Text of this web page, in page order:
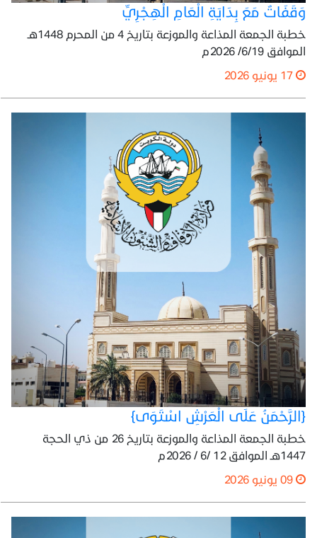
وَقَفَاتٌ مَعَ بِدَايَةِ الْعَامِ الْهِجْرِيِّ
خطبة الجمعة المذاعة والموزعة بتاريخ 4 من المحرم 1448هـ
الموافق 6/19/ 2026م
{الرَّحْمَنُ عَلَى الْعَرْشِ اسْتَوَى}
خطبة الجمعة المذاعة والموزعة بتاريخ 26 من ذي الحجة
1447هـ الموافق 12 /6 / 2026م